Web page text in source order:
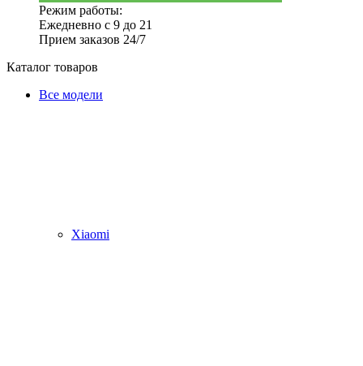
Режим работы:
Ежедневно с 9 до 21
Прием заказов 24/7
Каталог товаров
Все модели
Xiaomi